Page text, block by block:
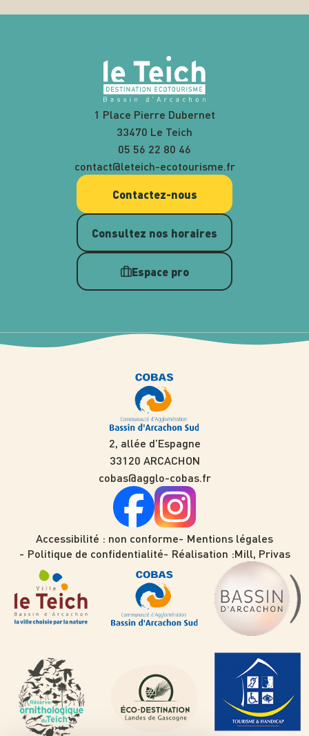
1 Place Pierre Dubernet
33470 Le Teich
05 56 22 80 46
contact@leteich-ecotourisme.fr
Contactez-nous
Consultez nos horaires
Espace pro
2, allée d’Espagne
33120 ARCACHON
cobas@agglo-cobas.fr
Accessibilité : non conforme
Mentions légales
Politique de confidentialité
Réalisation :Mill, Privas